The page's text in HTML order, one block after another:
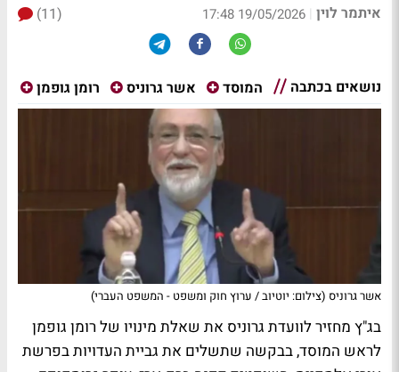
איתמר לוין |
19/05/2026 17:48
(11)
נושאים בכתבה המוסד אשר גרוניס רומן גופמן
אשר גרוניס (צילום: יוטיוב / ערוץ חוק ומשפט - המשפט העברי)
בג"ץ מחזיר לוועדת גרוניס את שאלת מינויו של רומן גופמן
לראש המוסד, בבקשה שתשלים את גביית העדויות בפרשת